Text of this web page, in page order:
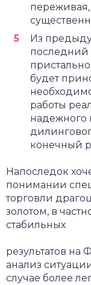
переживая,
Из
последний
будет
работы
надежного
конечный
Напоследок
понимании
торговли
золотом, в
стабильных
результатов на
анализ
случае более